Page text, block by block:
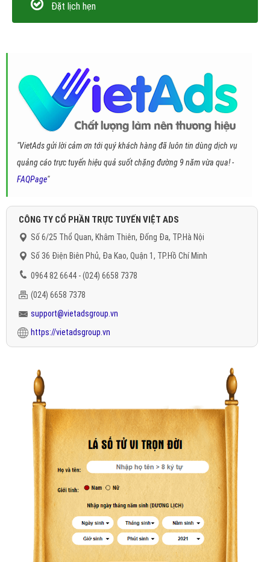
Đặt lịch hẹn
"VietAds gửi lời cảm ơn tới quý khách hàng đã luôn tin dùng dịch vụ
quảng cáo trực tuyến hiệu quả suốt chặng đường 9 năm vừa qua! -
FAQPage"
CÔNG TY CỔ PHẦN TRỰC TUYẾN VIỆT ADS
Số 6/25 Thổ Quan, Khâm Thiên, Đống Đa, TP.Hà Nội
Số 36 Điện Biên Phủ, Đa Kao, Quận 1, TP.Hồ Chí Minh
0964 82 6644 - (024) 6658 7378
(024) 6658 7378
support@vietadsgroup.vn
https://vietadsgroup.vn